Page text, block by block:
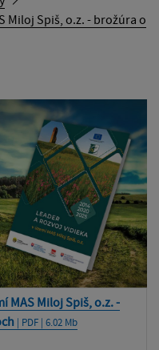
Miloj Spiš, o.z. - brožúra o
MAS Miloj Spiš, o.z. -
| PDF | 6.02 Mb